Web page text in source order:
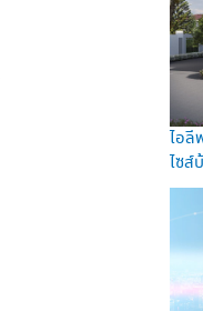
ไอลี
ไซส์